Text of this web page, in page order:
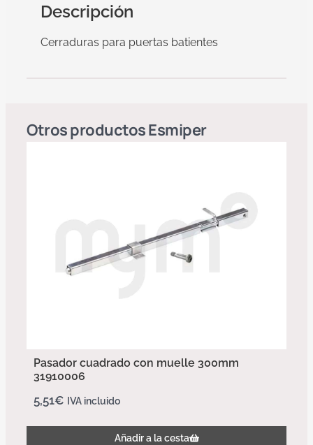
Descripción
Cerraduras para puertas batientes
Otros productosEsmiper
Pasador cuadrado con muelle 300mm
31910006
5,51€ IVA incluido
Añadir a la cesta